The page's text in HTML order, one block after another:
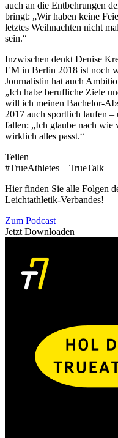
auch an die Entbehrungen
bringt: „Wir haben keine
letztes Weihnachten nicht
sein.“
Inzwischen denkt Denise
EM in Berlin 2018 ist noch
Journalistin hat auch
„Ich habe berufliche Ziele
will ich meinen Bachelor-
2017 auch sportlich laufen
fallen: „Ich glaube nach wie
wirklich alles passt.“
Teilen
#TrueAthletes – TrueTalk
Hier finden Sie alle Folgen
Leichtathletik-Verbandes!
Zum Podcast
Jetzt Downloaden